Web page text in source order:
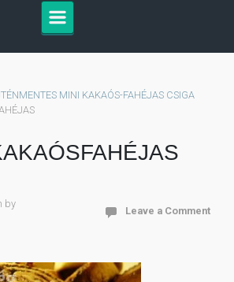
MINI KAKAÓS-FAHÉJAS CSIGA
by
Leave a Comment